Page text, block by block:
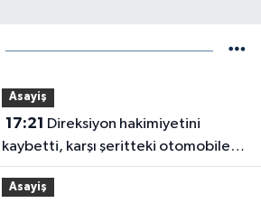
Asayiş
17:21
kaybetti, karşı şeritteki otomobile
çarptı
Asayiş